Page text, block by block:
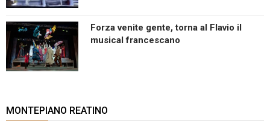
Forza venite gente, torna al Flavio il
musical francescano
MONTEPIANO REATINO